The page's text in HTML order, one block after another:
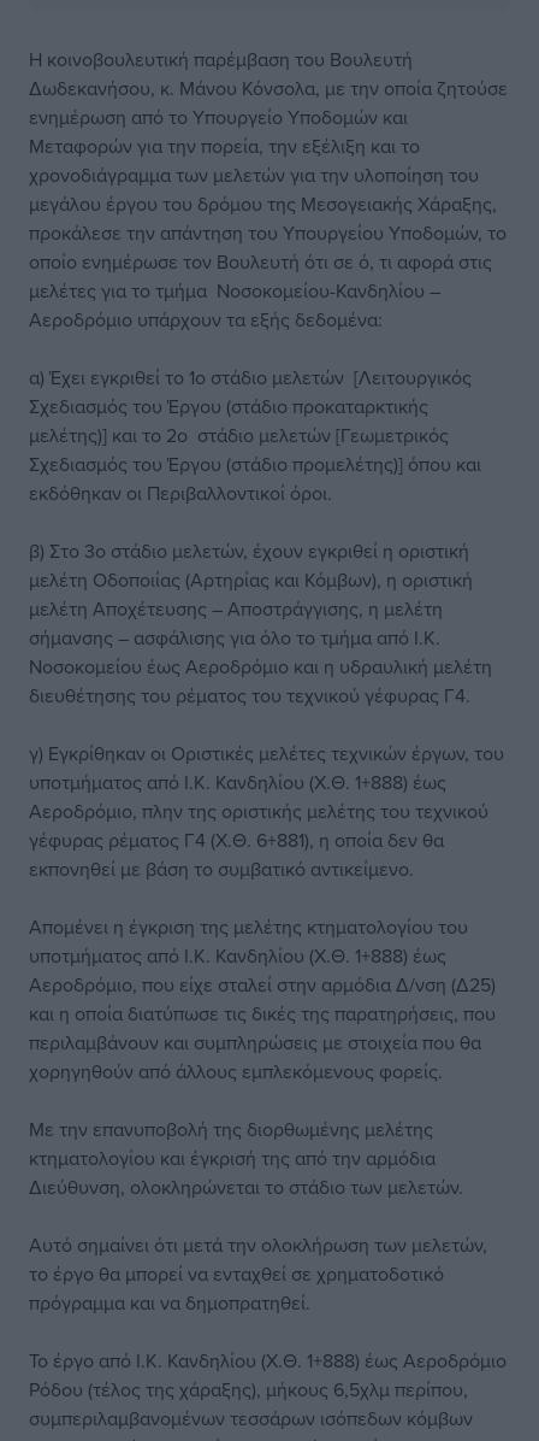
Η κοινοβουλευτική παρέμβαση του Βουλευτή
Δωδεκανήσου, κ. Μάνου Κόνσολα, με την οποία ζητούσε
ενημέρωση από το Υπουργείο Υποδομών και
Μεταφορών για την πορεία, την εξέλιξη και το
χρονοδιάγραμμα των μελετών για την υλοποίηση του
μεγάλου έργου του δρόμου της Μεσογειακής Χάραξης,
προκάλεσε την απάντηση του Υπουργείου Υποδομών, το
οποίο ενημέρωσε τον Βουλευτή ότι σε ό, τι αφορά στις
μελέτες για το τμήμα Νοσοκομείου-Κανδηλίου –
Αεροδρόμιο υπάρχουν τα εξής δεδομένα:
α) Έχει εγκριθεί το 1ο στάδιο μελετών [Λειτουργικός
Σχεδιασμός του Έργου (στάδιο προκαταρκτικής
μελέτης)] και το 2ο στάδιο μελετών [Γεωμετρικός
Σχεδιασμός του Έργου (στάδιο προμελέτης)] όπου και
εκδόθηκαν οι Περιβαλλοντικοί όροι.
β) Στο 3ο στάδιο μελετών, έχουν εγκριθεί η οριστική
μελέτη Οδοποιίας (Αρτηρίας και Κόμβων), η οριστική
μελέτη Αποχέτευσης – Αποστράγγισης, η μελέτη
σήμανσης – ασφάλισης για όλο το τμήμα από Ι.Κ.
Νοσοκομείου έως Αεροδρόμιο και η υδραυλική μελέτη
διευθέτησης του ρέματος του τεχνικού γέφυρας Γ4.
γ) Εγκρίθηκαν οι Οριστικές μελέτες τεχνικών έργων, του
υποτμήματος από Ι.Κ. Κανδηλίου (Χ.Θ. 1+888) έως
Αεροδρόμιο, πλην της οριστικής μελέτης του τεχνικού
γέφυρας ρέματος Γ4 (Χ.Θ. 6+881), η οποία δεν θα
εκπονηθεί με βάση το συμβατικό αντικείμενο.
Απομένει η έγκριση της μελέτης κτηματολογίου του
υποτμήματος από Ι.Κ. Κανδηλίου (Χ.Θ. 1+888) έως
Αεροδρόμιο, που είχε σταλεί στην αρμόδια Δ/νση (Δ25)
και η οποία διατύπωσε τις δικές της παρατηρήσεις, που
περιλαμβάνουν και συμπληρώσεις με στοιχεία που θα
χορηγηθούν από άλλους εμπλεκόμενους φορείς.
Με την επανυποβολή της διορθωμένης μελέτης
κτηματολογίου και έγκρισή της από την αρμόδια
Διεύθυνση, ολοκληρώνεται το στάδιο των μελετών.
Αυτό σημαίνει ότι μετά την ολοκλήρωση των μελετών,
το έργο θα μπορεί να ενταχθεί σε χρηματοδοτικό
πρόγραμμα και να δημοπρατηθεί.
Το έργο από Ι.Κ. Κανδηλίου (Χ.Θ. 1+888) έως Αεροδρόμιο
Ρόδου (τέλος της χάραξης), μήκους 6,5χλμ περίπου,
συμπεριλαμβανομένων τεσσάρων ισόπεδων κόμβων